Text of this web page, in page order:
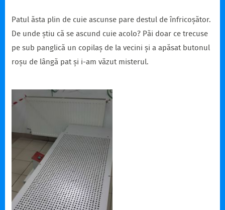
Patul ăsta plin de cuie ascunse pare destul de înfricoșător.
De unde știu că se ascund cuie acolo? Păi doar ce trecuse
pe sub panglică un copilaș de la vecini și a apăsat butonul
roșu de lângă pat și i-am văzut misterul.